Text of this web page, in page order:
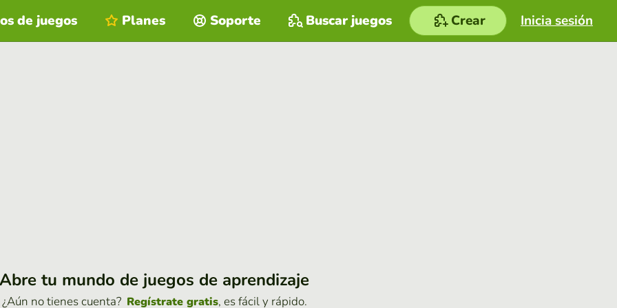
Inicia sesión
de juegos Planes Soporte Buscar juegos Crear
Abre tu mundo de juegos de aprendizaje
¿Aún no tienes cuenta? Regístrate gratis, es fácil y rápido.